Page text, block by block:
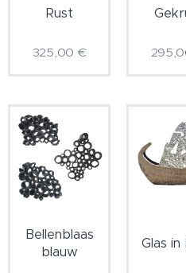
Rust
325,00 €
Bellenblaas
blauw
Glas